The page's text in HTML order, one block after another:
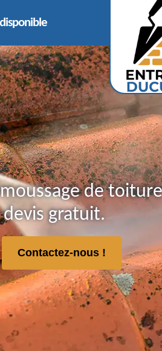
de
gratuit.
Contactez-nous !